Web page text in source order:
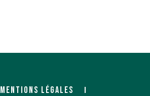
MENTIONS LÉGALES